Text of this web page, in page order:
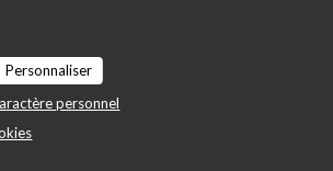
Personnaliser
personnel